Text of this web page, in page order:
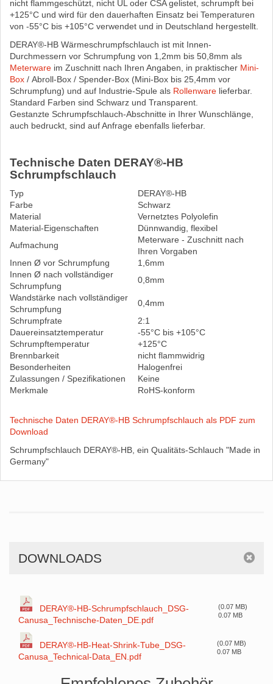
nicht flammgeschützt, nicht UL oder CSA gelistet, schrumpft bei
+125°C und wird für den dauerhaften Einsatz bei Temperaturen
von -55°C bis +105°C verwendet und in Deutschland hergestellt.
DERAY®-HB Wärmeschrumpfschlauch ist mit Innen-
Durchmessern vor Schrumpfung von 1,2mm bis 50,8mm als
Meterware im Zuschnitt nach Ihren Angaben, in praktischer Mini-
Box / Abroll-Box / Spender-Box (Mini-Box bis 25,4mm vor
Schrumpfung) und auf Industrie-Spule als Rollenware lieferbar.
Standard Farben sind Schwarz und Transparent.
Gestanzte Schrumpfschlauch-Abschnitte in Ihrer Wunschlänge,
auch bedruckt, sind auf Anfrage ebenfalls lieferbar.
Technische Daten DERAY®-HB
Schrumpfschlauch
Typ
DERAY®-HB
Farbe
Schwarz
Material
Vernetztes Polyolefin
Material-Eigenschaften
Dünnwandig, flexibel
Aufmachung
Meterware - Zuschnitt nach
Ihren Vorgaben
Innen Ø vor Schrumpfung
1,6mm
Innen Ø nach vollständiger
Schrumpfung
0,8mm
Wandstärke nach vollständiger
Schrumpfung
0,4mm
Schrumpfrate
2:1
Dauereinsatztemperatur
-55°C bis +105°C
Schrumpftemperatur
+125°C
Brennbarkeit
nicht flammwidrig
Besonderheiten
Halogenfrei
Zulassungen / Spezifikationen
Keine
Merkmale
RoHS-konform
Technische Daten DERAY®-HB Schrumpfschlauch als PDF zum
Download
Schrumpfschlauch DERAY®-HB, ein Qualitäts-Schlauch "Made in
Germany"
DOWNLOADS
DERAY®-HB-Schrumpfschlauch_DSG-
Canusa_Technische-Daten_DE.pdf
(0.07 MB)
0.07 MB
DERAY®-HB-Heat-Shrink-Tube_DSG-
Canusa_Technical-Data_EN.pdf
(0.07 MB)
0.07 MB